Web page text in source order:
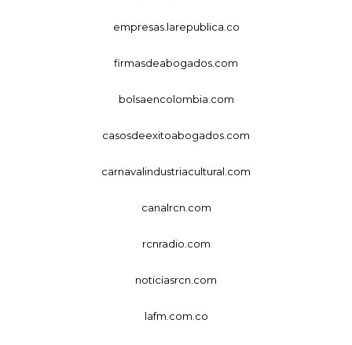
empresas.larepublica.co
firmasdeabogados.com
bolsaencolombia.com
casosdeexitoabogados.com
carnavalindustriacultural.com
canalrcn.com
rcnradio.com
noticiasrcn.com
lafm.com.co